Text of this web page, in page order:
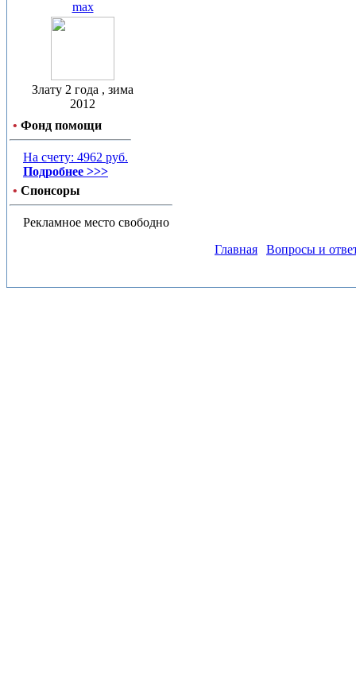
max
Злату 2 года , зима
2012
• Фонд помощи
На счету: 4962 руб.
Подробнее >>>
• Спонсоры
Рекламное место свободно
Главная
Вопросы и